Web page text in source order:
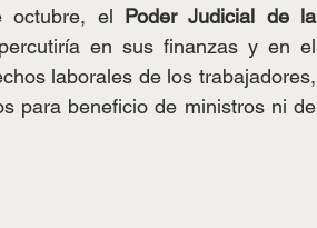
octubre, el
Poder Judicial de la
en sus finanzas y en el
laborales de los trabajadores,
para beneficio de ministros ni de